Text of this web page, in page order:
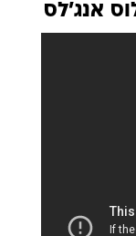
אנג'לס